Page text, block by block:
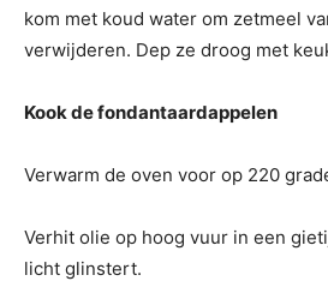
kom met koud water om zetmeel
verwijderen. Dep ze droog met
Kook de fondantaardappelen
Verwarm de oven voor op 220
Verhit olie op hoog vuur in een
licht glinstert.